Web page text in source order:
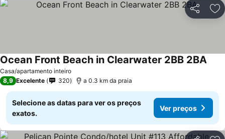
Partilhar
Casa/apartamento inteiro
Ocean Front Beach in Clearwater 2BB 2BAVer
8,9 Excelente 320 a 0.3 km da praia
Selecione as datas para ver os preços
exatos.
Ver preços